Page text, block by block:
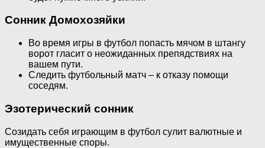
Сонник Домохозяйки
Во время игры в футбол попасть мячом в штангу
ворот гласит о неожиданных препядствиях на
вашем пути.
Следить футбольный матч – к отказу помощи
соседям.
Эзотерический сонник
Созидать себя играющим в футбол сулит валютные и
имущественные споры.